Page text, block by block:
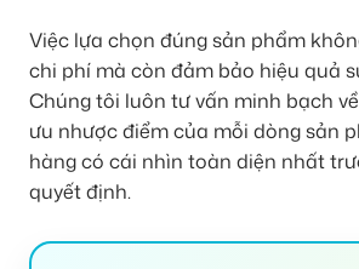
Việc lựa chọn đúng sản phẩm
chi phí mà còn đảm bảo hiệu quả
Chúng tôi luôn tư vấn minh bạch
ưu nhược điểm của mỗi dòng sản
hàng có cái nhìn toàn diện nhất
quyết định.